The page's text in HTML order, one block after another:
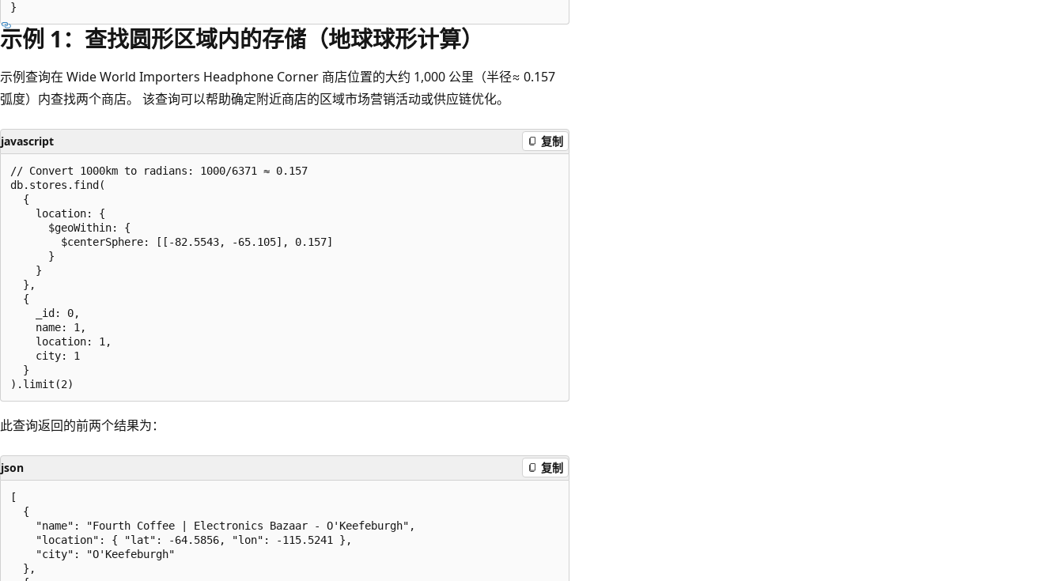
示例 1：查找圆形区域内的存储（地球球形计算）
示例查询在 Wide World Importers Headphone Corner 商店位置的大约 1,000 公里（半径≈ 0.157
弧度）内查找两个商店。 该查询可以帮助确定附近商店的区域市场营销活动或供应链优化。
javascript 复制
// Convert 1000km to radians: 1000/6371 ≈ 0.157
db.stores.find(
  {
    location: {
      $geoWithin: {
        $centerSphere: [[-82.5543, -65.105], 0.157]
      }
    }
  },
  {
    _id: 0,
    name: 1,
    location: 1,
    city: 1
  }
此查询返回的前两个结果为：
json 复制
[
  {
    "name": "Fourth Coffee | Electronics Bazaar - O'Keefeburgh",
    "location": { "lat": -64.5856, "lon": -115.5241 },
    "city": "O'Keefeburgh"
  },